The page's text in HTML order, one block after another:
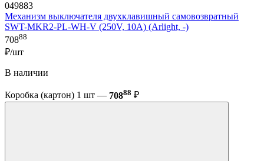
049883
Механизм выключателя двухклавишный самовозвратный
SWT-MKR2-PL-WH-V (250V, 10A) (Arlight, -)
70888
₽/шт
В наличии
Коробка (картон) 1 шт — 70888 ₽